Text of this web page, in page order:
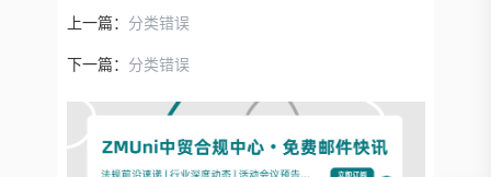
上一篇： 分类错误
下一篇： 分类错误